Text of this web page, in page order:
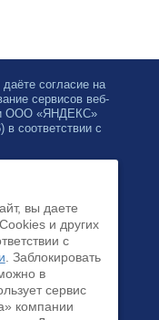
согласие на
сервисов веб-
ООО «ЯНДЕКС»
соответствии с
вы даете
и других
с
. Заблокировать
в
сервис
компании